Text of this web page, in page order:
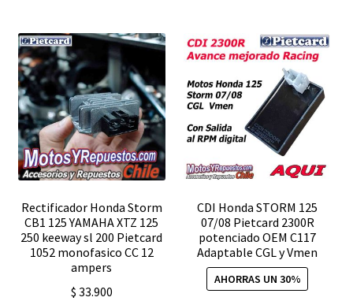
color
azul
cantidad
Rectificador Honda Storm
CB1 125 YAMAHA XTZ 125
250 keeway sl 200 Pietcard
1052 monofasico CC 12
ampers
$ 33.900
CDI Honda STORM 125
07/08 Pietcard 2300R
potenciado OEM C117
Adaptable CGL y Vmen
AHORRAS UN 30%